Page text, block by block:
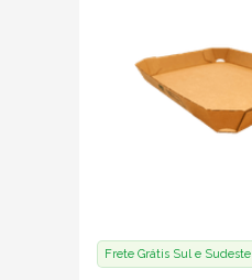
Frete Grátis Sul e Sudeste